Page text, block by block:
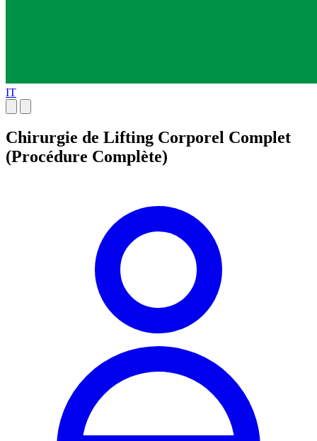
IT
Chirurgie de Lifting Corporel Complet
(Procédure Complète)